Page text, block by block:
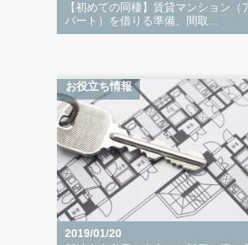
【初めての同棲】賃貸マンション（
パート）を借りる準備、間取...
お役立ち情報
2019/01/20